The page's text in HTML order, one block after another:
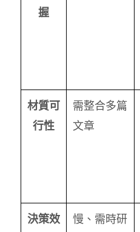
握
材質可
行性
需整合多篇
文章
決策效
慢、需時研